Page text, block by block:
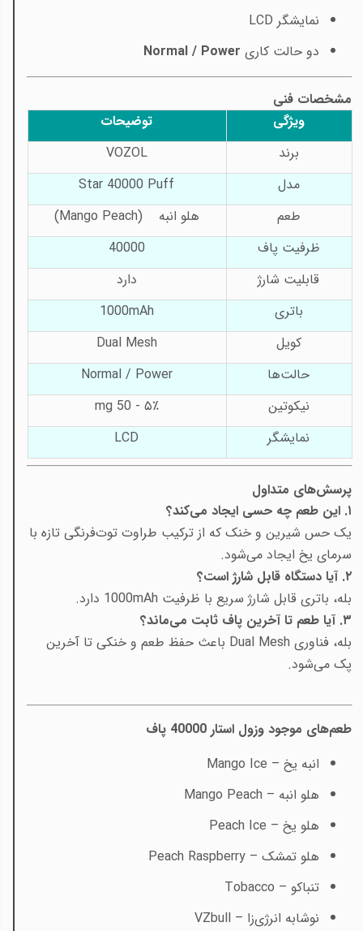
نمایشگر LCD
دو حالت کاری Normal / Power
مشخصات فنی
ویژگی
توضیحات
برند
VOZOL
مدل
Star 40000 Puff
طعم
هلو انبه (Mango Peach)
ظرفیت پاف
40000
قابلیت شارژ
دارد
باتری
1000mAh
کویل
Dual Mesh
حالت‌ها
Normal / Power
نیکوتین
۵٪ - 50
mg
نمایشگر
LCD
پرسش‌های متداول
۱. این طعم چه حسی ایجاد می‌کند؟
یک حس شیرین و خنک که از ترکیب طراوت توت‌فرنگی تازه با
سرمای یخ ایجاد می‌شود.
۲. آیا دستگاه قابل شارژ است؟
بله، باتری قابل شارژ سریع با ظرفیت 1000mAh دارد.
۳. آیا طعم تا آخرین پاف ثابت می‌ماند؟
بله، فناوری Dual Mesh باعث حفظ طعم و خنکی تا آخرین
پک می‌شود.
طعم‌های موجود وزول استار 40000 پاف
انبه یخ – Mango Ice
هلو انبه – Mango Peach
هلو یخ – Peach Ice
هلو تمشک – Peach Raspberry
تنباکو – Tobacco
نوشابه انرژی‌زا – VZbull